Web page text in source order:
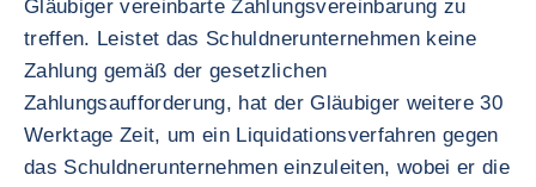
Gläubiger vereinbarte Zahlungsvereinbarung zu
treffen. Leistet das Schuldnerunternehmen keine
Zahlung gemäß der gesetzlichen
Zahlungsaufforderung, hat der Gläubiger weitere 30
Werktage Zeit, um ein Liquidationsverfahren gegen
das Schuldnerunternehmen einzuleiten, wobei er die